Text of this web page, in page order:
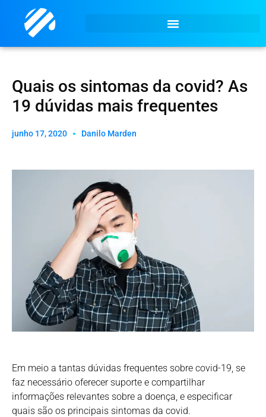
Quais os sintomas da covid? As
19 dúvidas mais frequentes
junho 17, 2020 Danilo Marden
Em meio a tantas dúvidas frequentes sobre covid-19, se
faz necessário oferecer suporte e compartilhar
informações relevantes sobre a doença, e especificar
quais são os principais sintomas da covid.